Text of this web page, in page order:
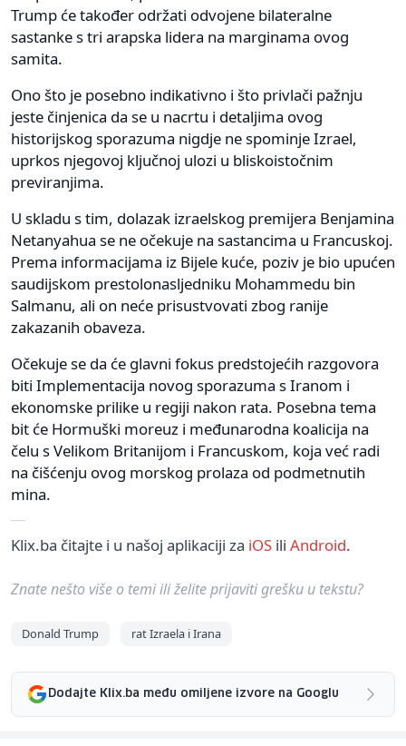
Trump će također održati odvojene bilateralne
sastanke s tri arapska lidera na marginama ovog
samita.
Ono što je posebno indikativno i što privlači pažnju
jeste činjenica da se u nacrtu i detaljima ovog
historijskog sporazuma nigdje ne spominje Izrael,
uprkos njegovoj ključnoj ulozi u bliskoistočnim
previranjima.
U skladu s tim, dolazak izraelskog premijera Benjamina
Netanyahua se ne očekuje na sastancima u Francuskoj.
Prema informacijama iz Bijele kuće, poziv je bio upućen
saudijskom prestolonasljedniku Mohammedu bin
Salmanu, ali on neće prisustvovati zbog ranije
zakazanih obaveza.
Očekuje se da će glavni fokus predstojećih razgovora
biti Implementacija novog sporazuma s Iranom i
ekonomske prilike u regiji nakon rata. Posebna tema
bit će Hormuški moreuz i međunarodna koalicija na
čelu s Velikom Britanijom i Francuskom, koja već radi
na čišćenju ovog morskog prolaza od podmetnutih
mina.
Klix.ba čitajte i u našoj aplikaciji za iOS ili Android.
Znate nešto više o temi ili želite prijaviti grešku u tekstu?
Donald Trump rat Izraela i Irana
Dodajte Klix.ba među omiljene izvore na Googlu